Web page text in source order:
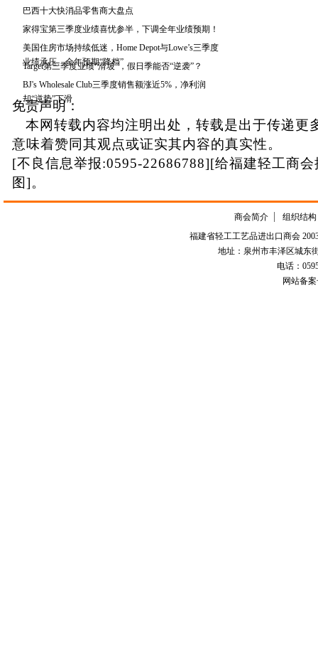
巴西十大快消品零售商大盘点
家得宝第三季度业绩喜忧参半，下调全年业绩预期！
美国住房市场持续低迷，Home Depot与Lowe’s三季度
业绩承压、全年预期“降档”
Target第三季度业绩“滑坡”，假日季能否“逆袭”？
BJ's Wholesale Club三季度销售额涨近5%，净利润
却“逆势”下滑
免责声明：
本网转载内容均注明出处，转载是出于传递更
意味着赞同其观点或证实其内容的真实性。
[不良信息举报:0595-22686788][给福建轻工商
图]。
商会简介
组织结构
福建省轻工工艺品进出口商会
地址：泉州市丰泽区城东
电话：0595-
网站备